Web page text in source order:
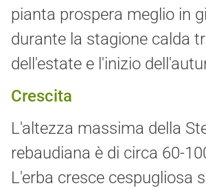
pianta prospera meglio in
durante la stagione calda
dell'estate e l'inizio
Crescita
L'altezza massima della
rebaudiana è di circa 60-
L'erba cresce cespugliosa